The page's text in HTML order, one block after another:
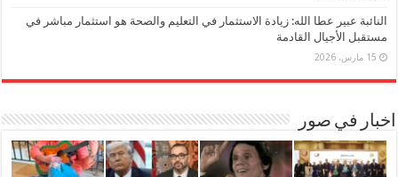
النائبة عبير عطا الله: زيادة الاستثمار في التعليم والصحة هو استثمار مباشر في
مستقبل الأجيال القادمة
15 مارس، 2026
اخبار في صور